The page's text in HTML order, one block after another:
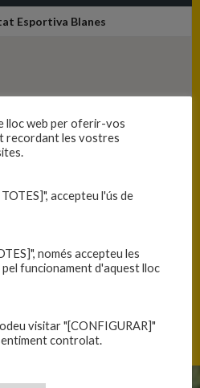
Esportiva Blanes
lloc web per oferir-vos
recordant les vostres
accepteu l'ús de
només accepteu les
funcionament d'aquest lloc
visitar "[CONFIGURAR]"
controlat.